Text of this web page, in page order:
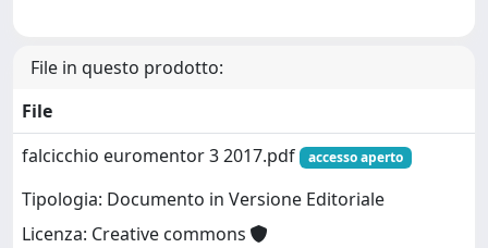
File in questo prodotto:
File
falcicchio euromentor 3 2017.pdf
accesso aperto
Tipologia: Documento in Versione Editoriale
Licenza: Creative commons